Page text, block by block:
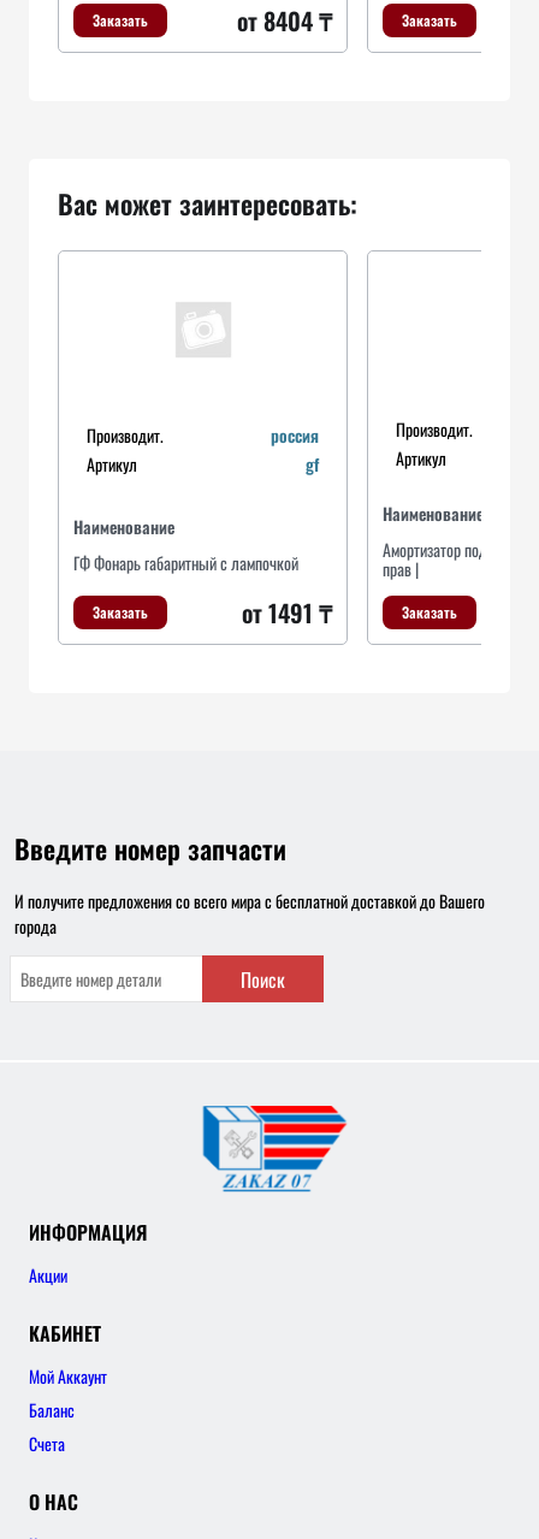
Заказать от 8404 ₸ Заказать
Вас может заинтересовать:
Производит.
россия
Артикул
gf
Наименование
ГФ Фонарь габаритный с лампочкой
Заказать от 1491 ₸
Производит.
Артикул
Наименование
Амортизатор подвески
прав |
Заказать
Введите номер запчасти
И получите предложения со всего мира с бесплатной доставкой до Вашего
города
Поиск
ИНФОРМАЦИЯ
Акции
КАБИНЕТ
Мой Аккаунт
Баланс
Счета
О НАС